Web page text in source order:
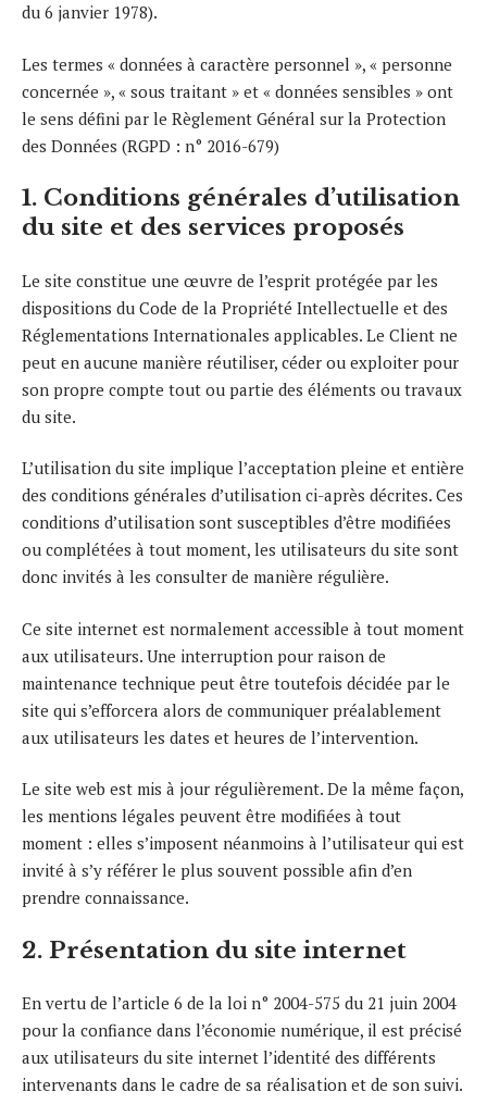
du 6 janvier 1978).
Les termes « données à caractère personnel », « personne
concernée », « sous traitant » et « données sensibles » ont
le sens défini par le Règlement Général sur la Protection
des Données (RGPD : n° 2016-679)
1. Conditions générales d’utilisation
du site et des services proposés
Le site constitue une œuvre de l’esprit protégée par les
dispositions du Code de la Propriété Intellectuelle et des
Réglementations Internationales applicables. Le Client ne
peut en aucune manière réutiliser, céder ou exploiter pour
son propre compte tout ou partie des éléments ou travaux
du site.
L’utilisation du site implique l’acceptation pleine et entière
des conditions générales d’utilisation ci-après décrites. Ces
conditions d’utilisation sont susceptibles d’être modifiées
ou complétées à tout moment, les utilisateurs du site sont
donc invités à les consulter de manière régulière.
Ce site internet est normalement accessible à tout moment
aux utilisateurs. Une interruption pour raison de
maintenance technique peut être toutefois décidée par le
site qui s’efforcera alors de communiquer préalablement
aux utilisateurs les dates et heures de l’intervention.
Le site web est mis à jour régulièrement. De la même façon,
les mentions légales peuvent être modifiées à tout
moment : elles s’imposent néanmoins à l’utilisateur qui est
invité à s’y référer le plus souvent possible afin d’en
prendre connaissance.
2. Présentation du site internet
En vertu de l’article 6 de la loi n° 2004-575 du 21 juin 2004
pour la confiance dans l’économie numérique, il est précisé
aux utilisateurs du site internet l’identité des différents
intervenants dans le cadre de sa réalisation et de son suivi.